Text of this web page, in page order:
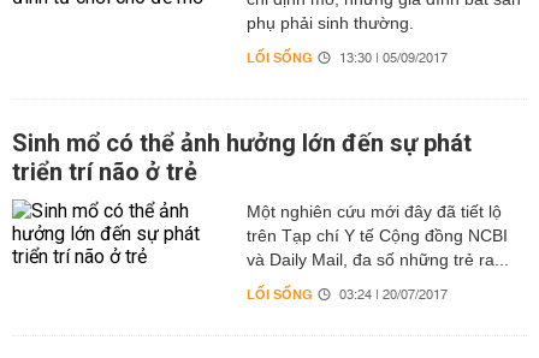
phụ phải sinh thường.
LỐI SỐNG 13:30 | 05/09/2017
Sinh mổ có thể ảnh hưởng lớn đến sự phát
triển trí não ở trẻ
Một nghiên cứu mới đây đã tiết lộ
trên Tạp chí Y tế Cộng đồng NCBI
và Daily Mail, đa số những trẻ ra...
LỐI SỐNG 03:24 | 20/07/2017